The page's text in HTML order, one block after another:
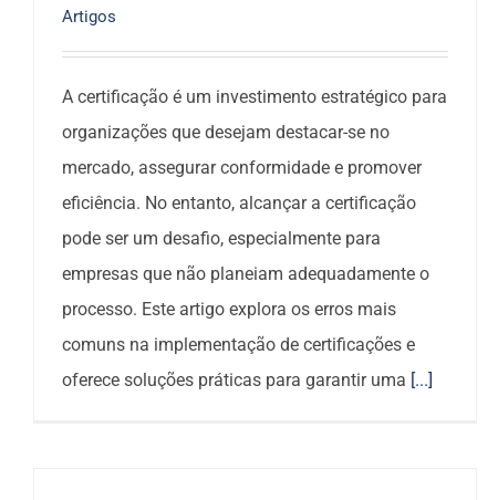
Artigos
A certificação é um investimento estratégico para
organizações que desejam destacar-se no
mercado, assegurar conformidade e promover
eficiência. No entanto, alcançar a certificação
pode ser um desafio, especialmente para
empresas que não planeiam adequadamente o
processo. Este artigo explora os erros mais
comuns na implementação de certificações e
oferece soluções práticas para garantir uma [...]